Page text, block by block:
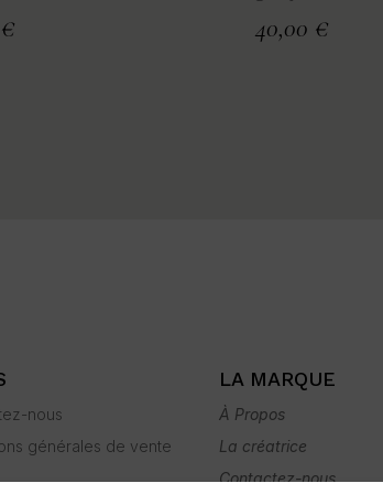
€ 40,00 €
nous
générales de vente
LA MARQUE
À Propos
La créatrice
Contactez-nous